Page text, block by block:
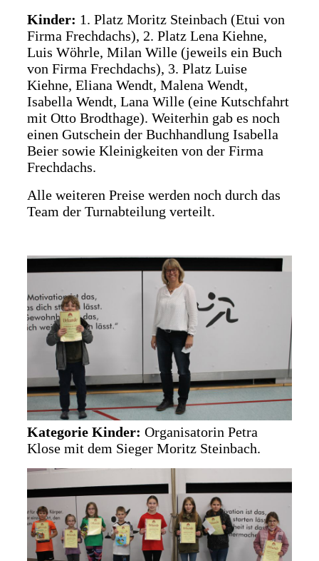
Kinder: 1. Platz Moritz Steinbach (Etui von
Firma Frechdachs), 2. Platz Lena Kiehne,
Luis Wöhrle, Milan Wille (jeweils ein Buch
von Firma Frechdachs), 3. Platz Luise
Kiehne, Eliana Wendt, Malena Wendt,
Isabella Wendt, Lana Wille (eine Kutschfahrt
mit Otto Brodthage). Weiterhin gab es noch
einen Gutschein der Buchhandlung Isabella
Beier sowie Kleinigkeiten von der Firma
Frechdachs.
Alle weiteren Preise werden noch durch das
Team der Turnabteilung verteilt.
Kategorie Kinder: Organisatorin Petra
Klose mit dem Sieger Moritz Steinbach.